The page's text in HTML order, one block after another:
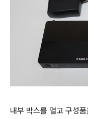
내부 박스를 열고 구성